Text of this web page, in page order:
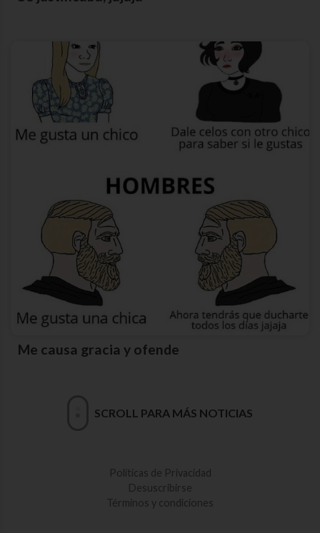
Me causa gracia y ofende
SCROLL PARA MÁS NOTICIAS
Políticas de Privacidad
Desuscribirse
Términos y condiciones